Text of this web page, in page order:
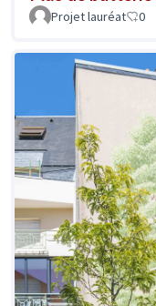
Projet lauréat 0